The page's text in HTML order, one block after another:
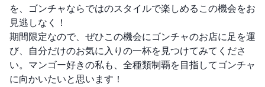
を、ゴンチャならではのスタイルで楽しめるこの機会をお
見逃しなく！
期間限定なので、ぜひこの機会にゴンチャのお店に足を運
び、自分だけのお気に入りの一杯を見つけてみてくださ
い。マンゴー好きの私も、全種類制覇を目指してゴンチャ
に向かいたいと思います！